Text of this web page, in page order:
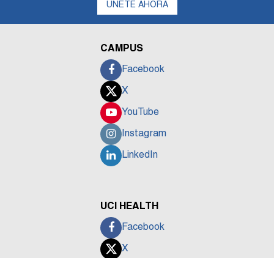
ÚNETE AHORA
CAMPUS
Facebook
X
YouTube
Instagram
LinkedIn
UCI HEALTH
Facebook
X